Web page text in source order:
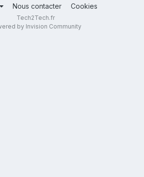
Nous contacter Cookies
Tech2Tech.fr
by Invision Community